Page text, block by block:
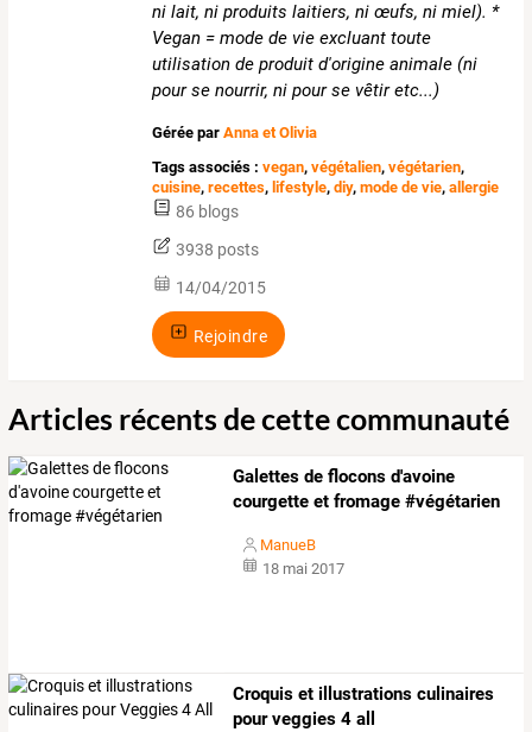
ni lait, ni produits laitiers, ni œufs, ni miel). *
Vegan = mode de vie excluant toute
utilisation de produit d'origine animale (ni
pour se nourrir, ni pour se vêtir etc...)
Gérée parAnna et Olivia
Tags associés : vegan,végétalien,végétarien,
cuisine,recettes, lifestyle,diy,mode de vie,allergie
86 blogs
3938 posts
14/04/2015
Rejoindre
Articles récents de cette communauté
Galettes de flocons d'avoine
courgette et fromage #végétarien
ManueB
18 mai 2017
Croquis et illustrations culinaires
pour veggies 4 all